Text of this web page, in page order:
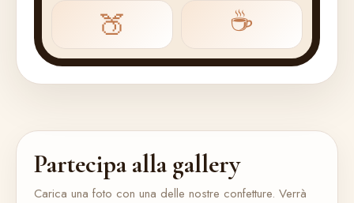
🍑
☕
Partecipa alla gallery
Carica una foto con una delle nostre confetture. Verrà